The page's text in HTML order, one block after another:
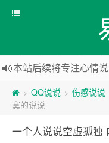
本站改版，下架友情链
> QQ说说 > 伤感说说
寞的说说
一个人说说空虚孤独